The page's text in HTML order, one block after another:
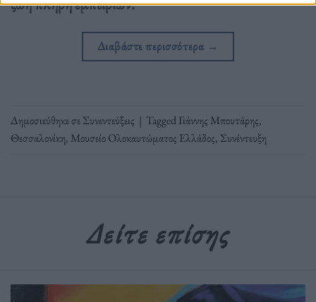
Διαβάστε περισσότερα →
Δημοσιεύθηκε σεΣυνεντεύξεις | TaggedΓιάννης Μπουτάρης,
Θεσσαλονίκη, Μουσείο Ολοκαυτώματος Ελλάδος, Συνέντευξη
Δείτε επίσης